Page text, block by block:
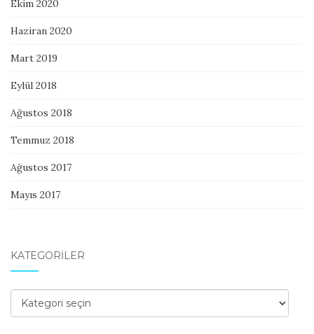
Ekim 2020
Haziran 2020
Mart 2019
Eylül 2018
Ağustos 2018
Temmuz 2018
Ağustos 2017
Mayıs 2017
KATEGORILER
Kategoriler